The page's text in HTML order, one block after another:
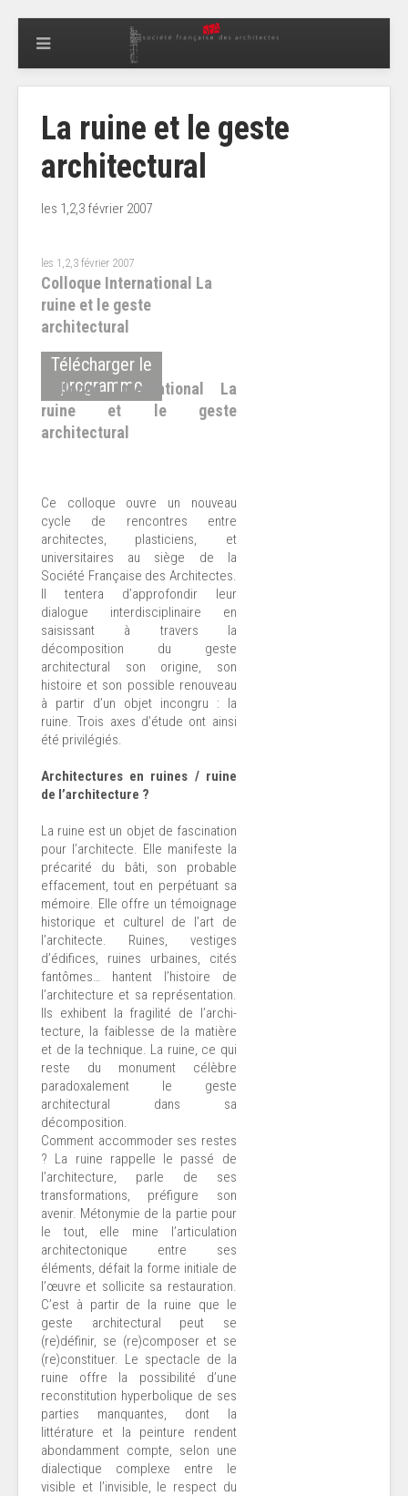
La ruine et le geste
architectural
les 1,2,3 février 2007
les 1,2,3 février 2007
Colloque International La
ruine et le geste
architectural
Télécharger le
programme
Colloque International La
ruine et le geste
architectural
Ce colloque ouvre un nouveau
cycle de rencontres entre
architectes, plasticiens, et
universitaires au siège de la
Société Française des Architectes.
Il tentera d’approfondir leur
dialogue interdisciplinaire en
saisissant à travers la
décomposition du geste
architectural son origine, son
histoire et son possible renouveau
à partir d’un objet incongru : la
ruine. Trois axes d’étude ont ainsi
été privilégiés.
Architectures en ruines / ruine
de l’architecture ?
La ruine est un objet de fascination
pour l’architecte. Elle manifeste la
précarité du bâti, son probable
effacement, tout en perpétuant sa
mémoire. Elle offre un témoignage
historique et culturel de l’art de
l’architecte. Ruines, vestiges
d’édifices, ruines urbaines, cités
fantômes… hantent l’histoire de
l’architecture et sa représentation.
Ils exhibent la fragilité de l’archi-
tecture, la faiblesse de la matière
et de la technique. La ruine, ce qui
reste du monument célèbre
paradoxalement le geste
architectural dans sa
décomposition.
Comment accommoder ses restes
? La ruine rappelle le passé de
l’architecture, parle de ses
transformations, préfigure son
avenir. Métonymie de la partie pour
le tout, elle mine l’articulation
architectonique entre ses
éléments, défait la forme initiale de
l’œuvre et sollicite sa restauration.
C’est à partir de la ruine que le
geste architectural peut se
(re)définir, se (re)composer et se
(re)constituer. Le spectacle de la
ruine offre la possibilité d’une
reconstitution hyperbolique de ses
parties manquantes, dont la
littérature et la peinture rendent
abondamment compte, selon une
dialectique complexe entre le
visible et l’invisible, le respect du